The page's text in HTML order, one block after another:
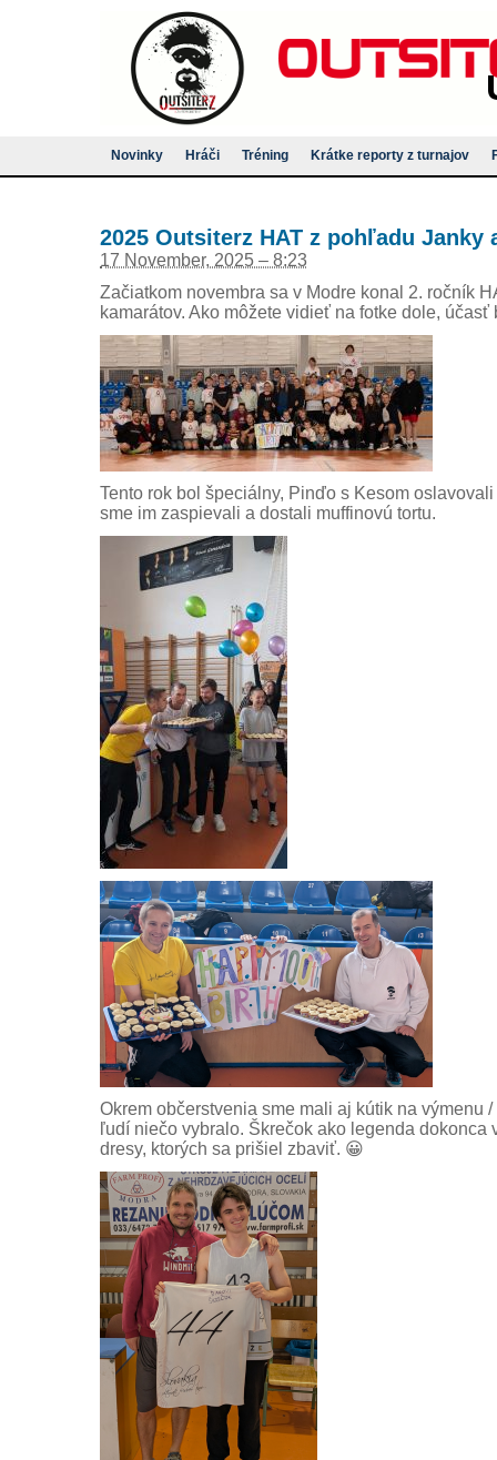
Novinky Hráči Tréning Krátke reporty z turnajov
2025 Outsiterz HAT z pohľadu Janky
17 November, 2025 – 8:23
Začiatkom novembra sa v Modre konal 2. ročník
kamarátov. Ako môžete vidieť na fotke dole, účasť
Tento rok bol špeciálny, Pinďo s Kesom
sme im zaspievali a dostali muffinovú tortu.
Okrem občerstvenia sme mali aj kútik na výmenu
ľudí niečo vybralo. Škrečok ako legenda dokonca
dresy, ktorých sa prišiel zbaviť. 😀